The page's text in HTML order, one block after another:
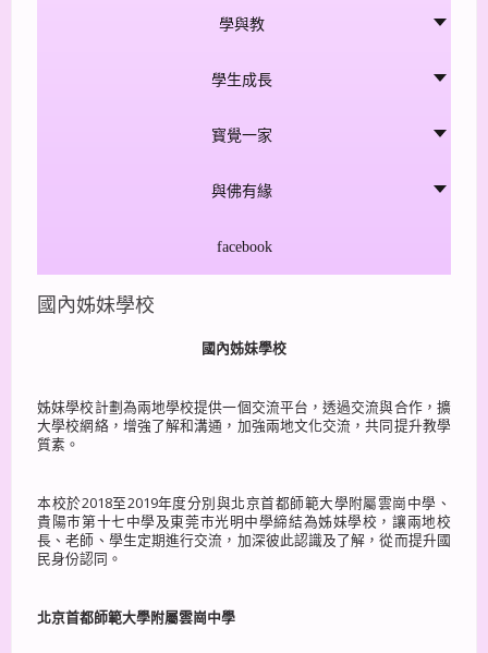
學與教
學生成長
寳覺一家
與佛有緣
facebook
國內姊妹學校
國內姊妹學校
姊妹學校計劃為兩地學校提供一個交流平台，透過交流與合作，擴
大學校網絡，增強了解和溝通，加強兩地文化交流，共同提升教學
質素。
本校於2018至2019年度分別與北京首都師範大學附屬雲崗中學、
貴陽巿第十七中學及東莞巿光明中學締結為姊妹學校，讓兩地校
長、老師、學生定期進行交流，加深彼此認識及了解，從而提升國
民身份認同。
北京首都師範大學附屬雲崗中學